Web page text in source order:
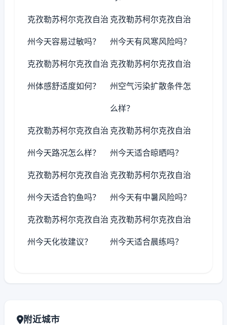
克孜勒苏柯尔克孜自治
州今天容易过敏吗？
克孜勒苏柯尔克孜自治
州今天有风寒风险吗？
克孜勒苏柯尔克孜自治
州体感舒适度如何？
克孜勒苏柯尔克孜自治
州空气污染扩散条件怎
么样？
克孜勒苏柯尔克孜自治
州今天路况怎么样？
克孜勒苏柯尔克孜自治
州今天适合晾晒吗？
克孜勒苏柯尔克孜自治
州今天适合钓鱼吗？
克孜勒苏柯尔克孜自治
州今天有中暑风险吗？
克孜勒苏柯尔克孜自治
州今天化妆建议？
克孜勒苏柯尔克孜自治
州今天适合晨练吗？
附近城市